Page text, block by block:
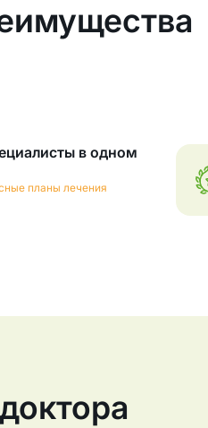
в одном
планы лечения